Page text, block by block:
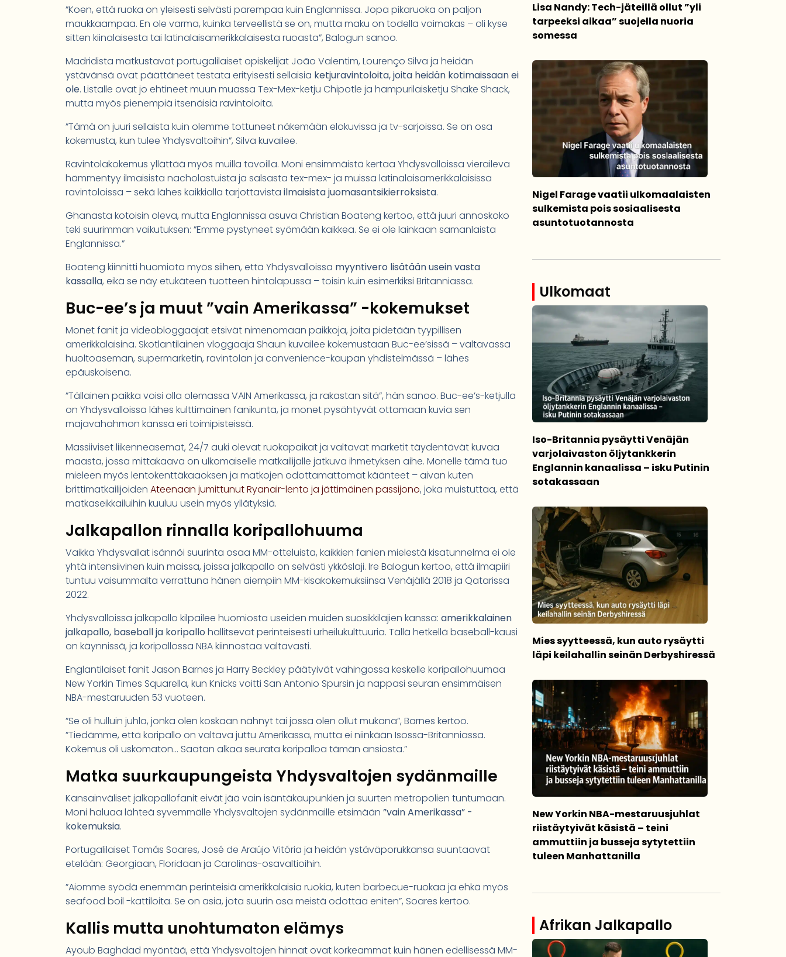
”Koen, että ruoka on yleisesti selvästi parempaa kuin Englannissa. Jopa pikaruoka on paljon
maukkaampaa. En ole varma, kuinka terveellistä se on, mutta maku on todella voimakas – oli kyse
sitten kiinalaisesta tai latinalaisamerikkalaisesta ruoasta”, Balogun sanoo.
Madridista matkustavat portugalilaiset opiskelijat João Valentim, Lourenço Silva ja heidän
ystävänsä ovat päättäneet testata erityisesti sellaisia ketjuravintoloita, joita heidän kotimaissaan ei
ole. Listalle ovat jo ehtineet muun muassa Tex-Mex-ketju Chipotle ja hampurilaisketju Shake Shack,
mutta myös pienempiä itsenäisiä ravintoloita.
”Tämä on juuri sellaista kuin olemme tottuneet näkemään elokuvissa ja tv-sarjoissa. Se on osa
kokemusta, kun tulee Yhdysvaltoihin”, Silva kuvailee.
Ravintolakokemus yllättää myös muilla tavoilla. Moni ensimmäistä kertaa Yhdysvalloissa vieraileva
hämmentyy ilmaisista nacholastuista ja salsasta tex-mex- ja muissa latinalaisamerikkalaisissa
ravintoloissa – sekä lähes kaikkialla tarjottavista ilmaisista juomasantsikierroksista.
Ghanasta kotoisin oleva, mutta Englannissa asuva Christian Boateng kertoo, että juuri annoskoko
teki suurimman vaikutuksen: ”Emme pystyneet syömään kaikkea. Se ei ole lainkaan samanlaista
Englannissa.”
Boateng kiinnitti huomiota myös siihen, että Yhdysvalloissa myyntivero lisätään usein vasta
kassalla, eikä se näy etukäteen tuotteen hintalapussa – toisin kuin esimerkiksi Britanniassa.
Buc-ee’s ja muut ”vain Amerikassa” -kokemukset
Monet fanit ja videobloggaajat etsivät nimenomaan paikkoja, joita pidetään tyypillisen
amerikkalaisina. Skotlantilainen vloggaaja Shaun kuvailee kokemustaan Buc-ee’sissä – valtavassa
huoltoaseman, supermarketin, ravintolan ja convenience-kaupan yhdistelmässä – lähes
epäuskoisena.
”Tällainen paikka voisi olla olemassa VAIN Amerikassa, ja rakastan sitä”, hän sanoo. Buc-ee’s-ketjulla
on Yhdysvalloissa lähes kulttimainen fanikunta, ja monet pysähtyvät ottamaan kuvia sen
majavahahmon kanssa eri toimipisteissä.
Massiiviset liikenneasemat, 24/7 auki olevat ruokapaikat ja valtavat marketit täydentävät kuvaa
maasta, jossa mittakaava on ulkomaiselle matkailijalle jatkuva ihmetyksen aihe. Monelle tämä tuo
mieleen myös lentokenttäkaaoksen ja matkojen odottamattomat käänteet – aivan kuten
brittimatkailijoiden Ateenaan jumittunut Ryanair-lento ja jättimäinen passijono, joka muistuttaa, että
matkaseikkailuihin kuuluu usein myös yllätyksiä.
Jalkapallon rinnalla koripallohuuma
Vaikka Yhdysvallat isännöi suurinta osaa MM-otteluista, kaikkien fanien mielestä kisatunnelma ei ole
yhtä intensiivinen kuin maissa, joissa jalkapallo on selvästi ykköslaji. Ire Balogun kertoo, että ilmapiiri
tuntuu vaisummalta verrattuna hänen aiempiin MM-kisakokemuksiinsa Venäjällä 2018 ja Qatarissa
2022.
Yhdysvalloissa jalkapallo kilpailee huomiosta useiden muiden suosikkilajien kanssa: amerikkalainen
jalkapallo, baseball ja koripallo hallitsevat perinteisesti urheilukulttuuria. Tällä hetkellä baseball-kausi
on käynnissä, ja koripallossa NBA kiinnostaa valtavasti.
Englantilaiset fanit Jason Barnes ja Harry Beckley päätyivät vahingossa keskelle koripallohuumaa
New Yorkin Times Squarella, kun Knicks voitti San Antonio Spursin ja nappasi seuran ensimmäisen
NBA-mestaruuden 53 vuoteen.
”Se oli hulluin juhla, jonka olen koskaan nähnyt tai jossa olen ollut mukana”, Barnes kertoo.
”Tiedämme, että koripallo on valtava juttu Amerikassa, mutta ei niinkään Isossa-Britanniassa.
Kokemus oli uskomaton… Saatan alkaa seurata koripalloa tämän ansiosta.”
Matka suurkaupungeista Yhdysvaltojen sydänmaille
Kansainväliset jalkapallofanit eivät jää vain isäntäkaupunkien ja suurten metropolien tuntumaan.
Moni haluaa lähteä syvemmälle Yhdysvaltojen sydänmaille etsimään ”vain Amerikassa” -
kokemuksia.
Portugalilaiset Tomás Soares, José de Araújo Vitória ja heidän ystäväporukkansa suuntaavat
etelään: Georgiaan, Floridaan ja Carolinas-osavaltioihin.
”Aiomme syödä enemmän perinteisiä amerikkalaisia ruokia, kuten barbecue-ruokaa ja ehkä myös
seafood boil -kattiloita. Se on asia, jota suurin osa meistä odottaa eniten”, Soares kertoo.
Kallis mutta unohtumaton elämys
Ayoub Baghdad myöntää, että Yhdysvaltojen hinnat ovat korkeammat kuin hänen edellisessä MM-
Lisa Nandy: Tech-jäteillä ollut ”yli
tarpeeksi aikaa” suojella nuoria
somessa
Nigel Farage vaatii ulkomaalaisten
sulkemista pois sosiaalisesta
asuntotuotannosta
Ulkomaat
Iso-Britannia pysäytti Venäjän
varjolaivaston öljytankkerin
Englannin kanaalissa – isku Putinin
sotakassaan
Mies syytteessä, kun auto rysäytti
läpi keilahallin seinän Derbyshiressä
New Yorkin NBA-mestaruusjuhlat
riistäytyivät käsistä – teini
ammuttiin ja busseja sytytettiin
tuleen Manhattanilla
Afrikan Jalkapallo